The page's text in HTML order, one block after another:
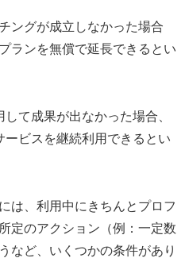
ングが成立しなかった場合
ランを無償で延長できるとい
て成果が出なかった場合、
ービスを継続利用できるとい
は、利用中にきちんとプロフ
定のアクション（例：一定数
など、いくつかの条件があり